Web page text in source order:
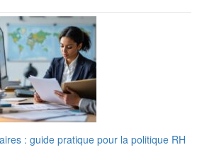
: guide pratique pour la politique RH